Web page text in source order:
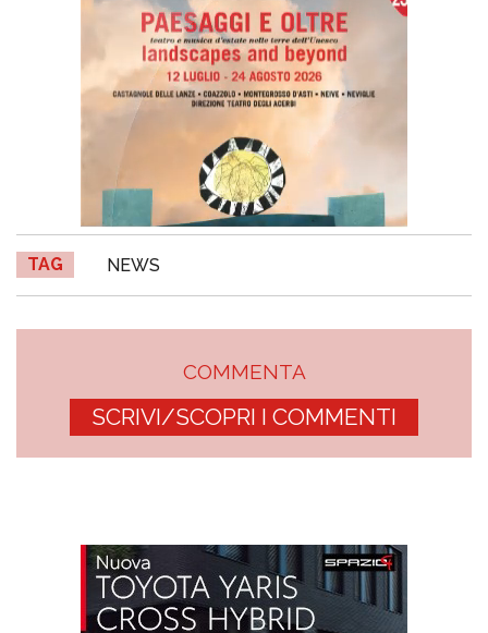
TAG NEWS
COMMENTA
SCRIVI/SCOPRI I COMMENTI